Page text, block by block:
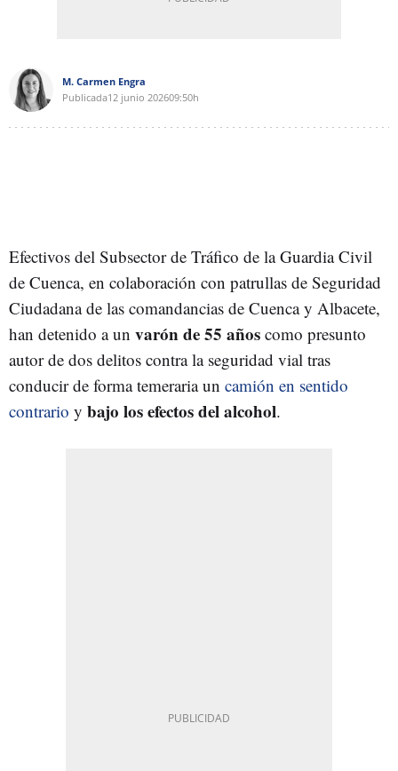
M. Carmen Engra
Publicada12 junio 202609:50h
Efectivos del Subsector de Tráfico de la Guardia Civil
de Cuenca, en colaboración con patrullas de Seguridad
Ciudadana de las comandancias de Cuenca y Albacete,
han detenido a un varón de 55 años como presunto
autor de dos delitos contra la seguridad vial tras
conducir de forma temeraria un camión en sentido
contrario y bajo los efectos del alcohol.